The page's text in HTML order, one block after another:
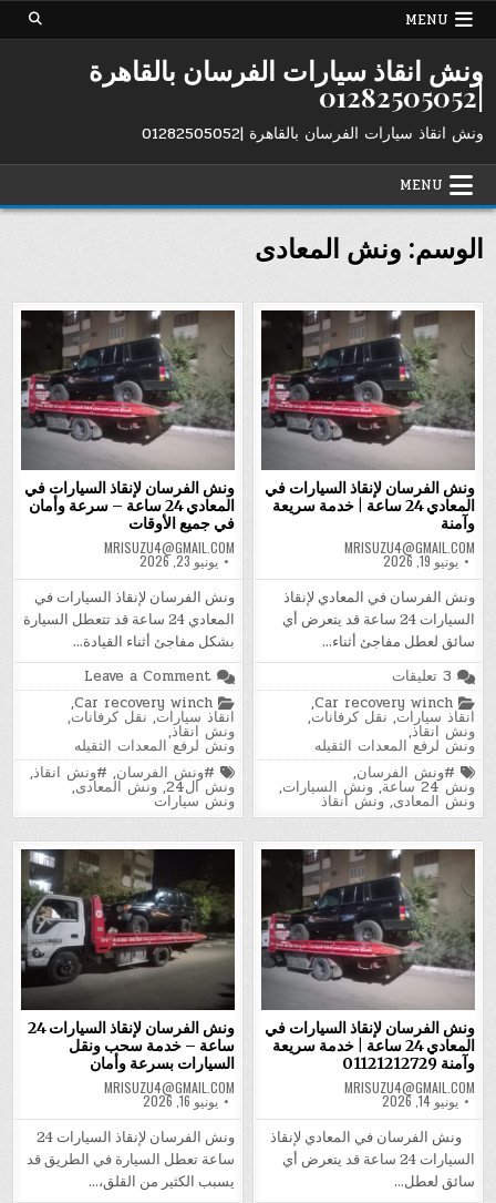
Skip
MENU
ونش انقاذ سيارات الفرسان بالقاهرة
|01282505052
ونش انقاذ سيارات الفرسان بالقاهرة |01282505052
MENU
الوسم: ونش المعادى
ونش الفرسان لإنقاذ السيارات في
المعادي 24 ساعة – سرعة وأمان
في جميع الأوقات
MRISUZU4@GMAIL.COM
يونيو 23, 2026
ونش الفرسان لإنقاذ السيارات في
المعادي 24 ساعة قد تتعطل السيارة
بشكل مفاجئ أثناء القيادة…
Leave a Comment
ونش
الفرسان
لإنقاذ
في
المعادي
24
ساعة
سرعة
في
جميع
الأوقات
Posted
in
Car recovery winch
,
انقاذ سيارات, نقل كرفانات,
ونش انقاذ,
ونش لرفع المعدات الثقيله
Tagged
#ونش الفرسان, #ونش انقاذ,
ونش ال24 ,ونش المعادى,
ونش سيارات
ونش الفرسان لإنقاذ السيارات في
المعادي 24 ساعة | خدمة سريعة
وآمنة
MRISUZU4@GMAIL.COM
يونيو 19, 2026
ونش الفرسان في المعادي لإنقاذ
السيارات 24 ساعة قد يتعرض أي
سائق لعطل مفاجئ أثناء…
3 تعليقات
ونش
الفرسان
لإنقاذ
في
المعادي
24
ساعة
|
خدمة
وآمنة
Posted
in
Car recovery winch
,
انقاذ سيارات, نقل كرفانات,
ونش انقاذ,
ونش لرفع المعدات الثقيله
Tagged
#ونش الفرسان,
ونش 24 ساعة ,ونش السيارات,
ونش المعادى,ونش انقاذ
ونش الفرسان لإنقاذ السيارات 24
ساعة – خدمة سحب ونقل
السيارات بسرعة وأمان
MRISUZU4@GMAIL.COM
يونيو 16, 2026
ونش الفرسان لإنقاذ السيارات 24
ساعة تعطل السيارة في الطريق قد
يسبب الكثير من القلق،…
ونش الفرسان لإنقاذ السيارات في
المعادي 24 ساعة | خدمة سريعة
وآمنة 01121212729
MRISUZU4@GMAIL.COM
يونيو 14, 2026
ونش الفرسان في المعادي لإنقاذ
السيارات 24 ساعة قد يتعرض أي
سائق لعطل…